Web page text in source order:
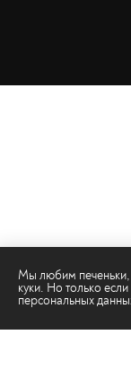
Мы любим
куки. Но только если
персональных